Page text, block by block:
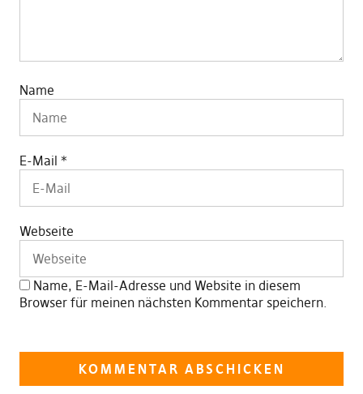
Name
E-Mail *
Webseite
Name, E-Mail-Adresse und Website in diesem
Browser für meinen nächsten Kommentar speichern.